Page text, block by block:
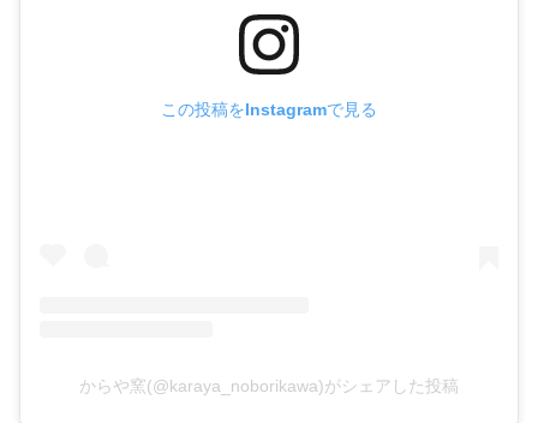
この投稿をInstagramで見る
からや窯(@karaya_noborikawa)がシェアした投稿